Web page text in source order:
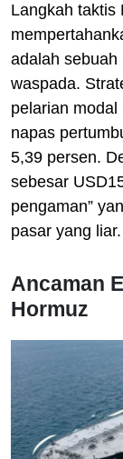
Langkah taktis
adalah sebuah
waspada.
pelarian
napas
5,39 persen.
sebesar
pengaman”
pasar yang liar.
Ancaman
Hormuz